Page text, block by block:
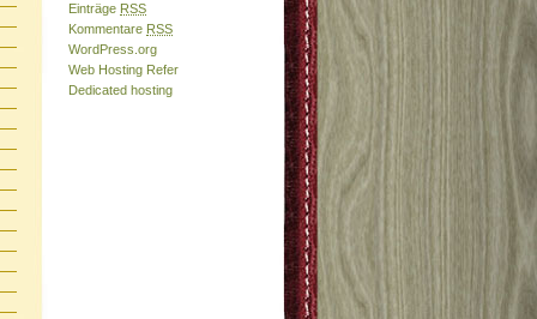
Einträge RSS
Kommentare RSS
WordPress.org
Web Hosting Refer
Dedicated hosting